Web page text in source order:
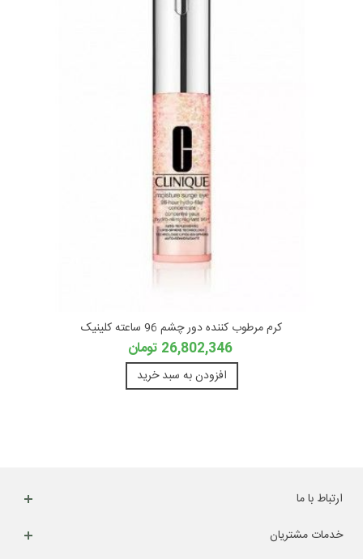
کرم مرطوب کننده دور چشم 96 ساعته کلینیک
26,802,346 تومان
افزودن به سبد خرید
ارتباط با ما
خدمات مشتریان